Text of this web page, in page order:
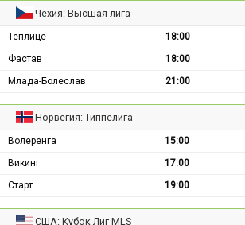
Чехия: Высшая лига
Теплице 18:00
Фастав
18:00
Млада-Болеслав
21:00
Норвегия: Типпелига
Волеренга 15:00
Викинг
17:00
Старт
19:00
США: Кубок Лиг MLS